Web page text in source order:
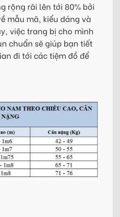
rộng rãi lên tới 80% bởi
mẫu mã, kiểu dáng và
việc trang bị cho mình
chuẩn sẽ giúp bạn tiết
đi tới các tiệm đồ để